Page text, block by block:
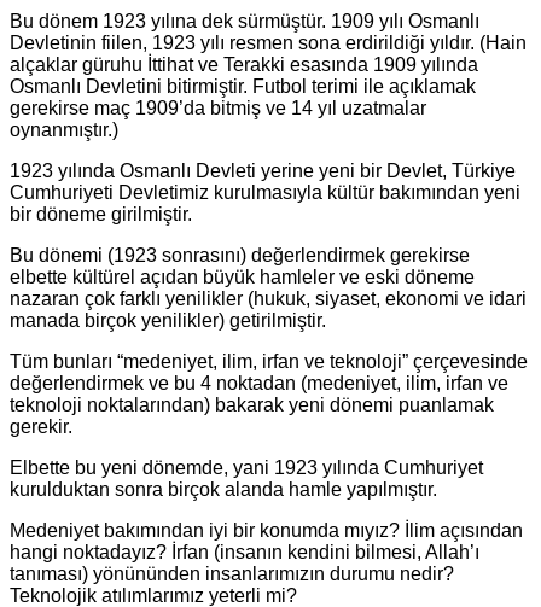
Bu dönem 1923 yılına dek sürmüştür. 1909 yılı Osmanlı
Devletinin fiilen, 1923 yılı resmen sona erdirildiği yıldır. (Hain
alçaklar güruhu İttihat ve Terakki esasında 1909 yılında
Osmanlı Devletini bitirmiştir. Futbol terimi ile açıklamak
gerekirse maç 1909’da bitmiş ve 14 yıl uzatmalar
oynanmıştır.)
1923 yılında Osmanlı Devleti yerine yeni bir Devlet, Türkiye
Cumhuriyeti Devletimiz kurulmasıyla kültür bakımından yeni
bir döneme girilmiştir.
Bu dönemi (1923 sonrasını) değerlendirmek gerekirse
elbette kültürel açıdan büyük hamleler ve eski döneme
nazaran çok farklı yenilikler (hukuk, siyaset, ekonomi ve idari
manada birçok yenilikler) getirilmiştir.
Tüm bunları “medeniyet, ilim, irfan ve teknoloji” çerçevesinde
değerlendirmek ve bu 4 noktadan (medeniyet, ilim, irfan ve
teknoloji noktalarından) bakarak yeni dönemi puanlamak
gerekir.
Elbette bu yeni dönemde, yani 1923 yılında Cumhuriyet
kurulduktan sonra birçok alanda hamle yapılmıştır.
Medeniyet bakımından iyi bir konumda mıyız? İlim açısından
hangi noktadayız? İrfan (insanın kendini bilmesi, Allah’ı
tanıması) yönününden insanlarımızın durumu nedir?
Teknolojik atılımlarımız yeterli mi?